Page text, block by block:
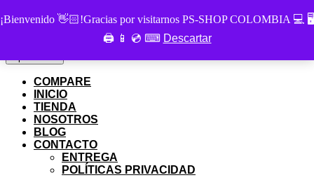
¡Bienvenido 👋🏻!Gracias por visitarnos PS-SHOP COLOMBIA 💻 🖥
🖨 📱 💿 ⌨ Descartar
Skip
to
content
PS SHOP COLOMBIA
Buscar
Account
item
Menu
COMPARE
INICIO
TIENDA
NOSOTROS
BLOG
CONTACTO
ENTREGA
POLÍTICAS PRIVACIDAD